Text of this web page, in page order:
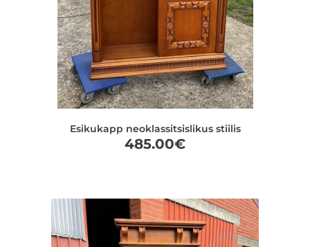
Esikukapp neoklassitsislikus stiilis
485.00€